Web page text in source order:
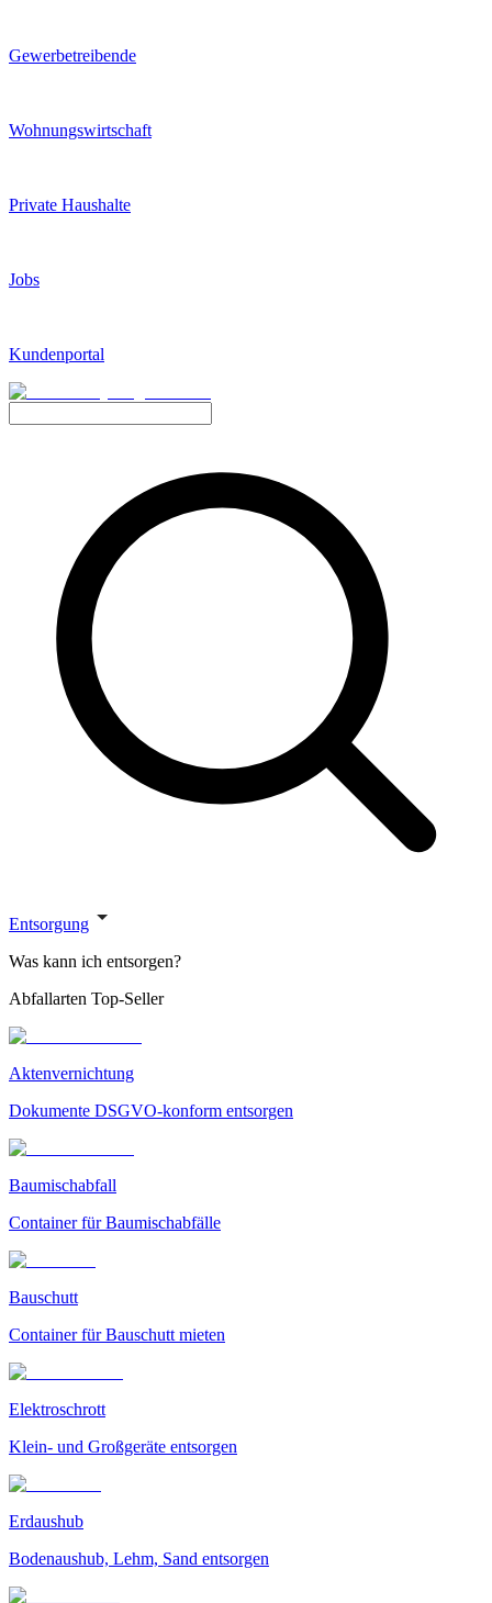
Gewerbetreibende
Wohnungswirtschaft
Private Haushalte
Jobs
Kundenportal
Entsorgung
Was kann ich entsorgen?
Abfallarten Top-Seller
Aktenvernichtung
Dokumente DSGVO-konform entsorgen
Baumischabfall
Container für Baumischabfälle
Bauschutt
Container für Bauschutt mieten
Elektroschrott
Klein- und Großgeräte entsorgen
Erdaushub
Bodenaushub, Lehm, Sand entsorgen